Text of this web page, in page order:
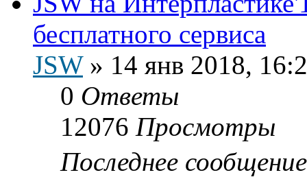
бесплатного сервиса
JSW» 14 янв 2018,
0 Ответы
12076 Просмотры
Последнее